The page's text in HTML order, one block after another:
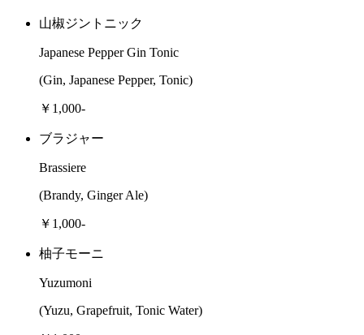
山椒ジントニック
Japanese Pepper Gin Tonic
(Gin, Japanese Pepper, Tonic)
￥1,000-
ブラジャー
Brassiere
(Brandy, Ginger Ale)
￥1,000-
柚子モーニ
Yuzumoni
(Yuzu, Grapefruit, Tonic Water)